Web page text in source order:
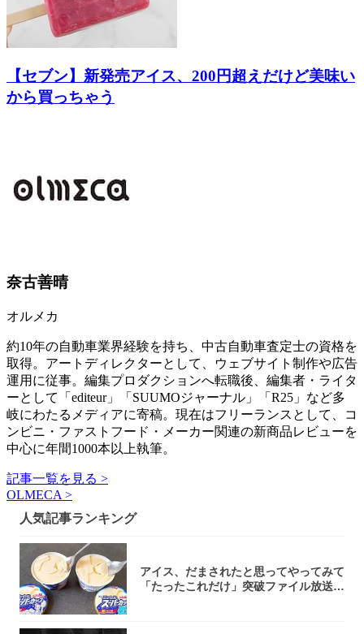
【セブン】新発売アイス、200円超えだけど美味い
から買っちゃう
奈古善晴
オルメカ
約10年の自動車業界経験を持ち、中古自動車査定士の資格を
取得。アートディレクターとして、ウェブサイト制作や広告
運用に従事。編集プロダクションへ転職後、編集者・ライタ
ーとして「editeur」「SUUMOジャーナル」「R25」など多
岐にわたるメディアに寄稿。現在はフリーランスとして、コ
ンビニ・ファストフード・メーカー関連の新商品レビューを
中心に年間1000本以上執筆。
記事一覧を見る >
OLMECA >
人気記事ランキング
アイス、だまされたと思ってやってみて
「たったこれだけ」突破ファイル放送で